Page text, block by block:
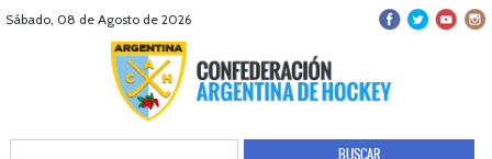
Sábado, 08 de Agosto de 2026